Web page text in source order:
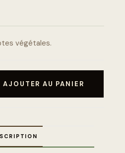
végétales.
AJOUTER AU PANIER